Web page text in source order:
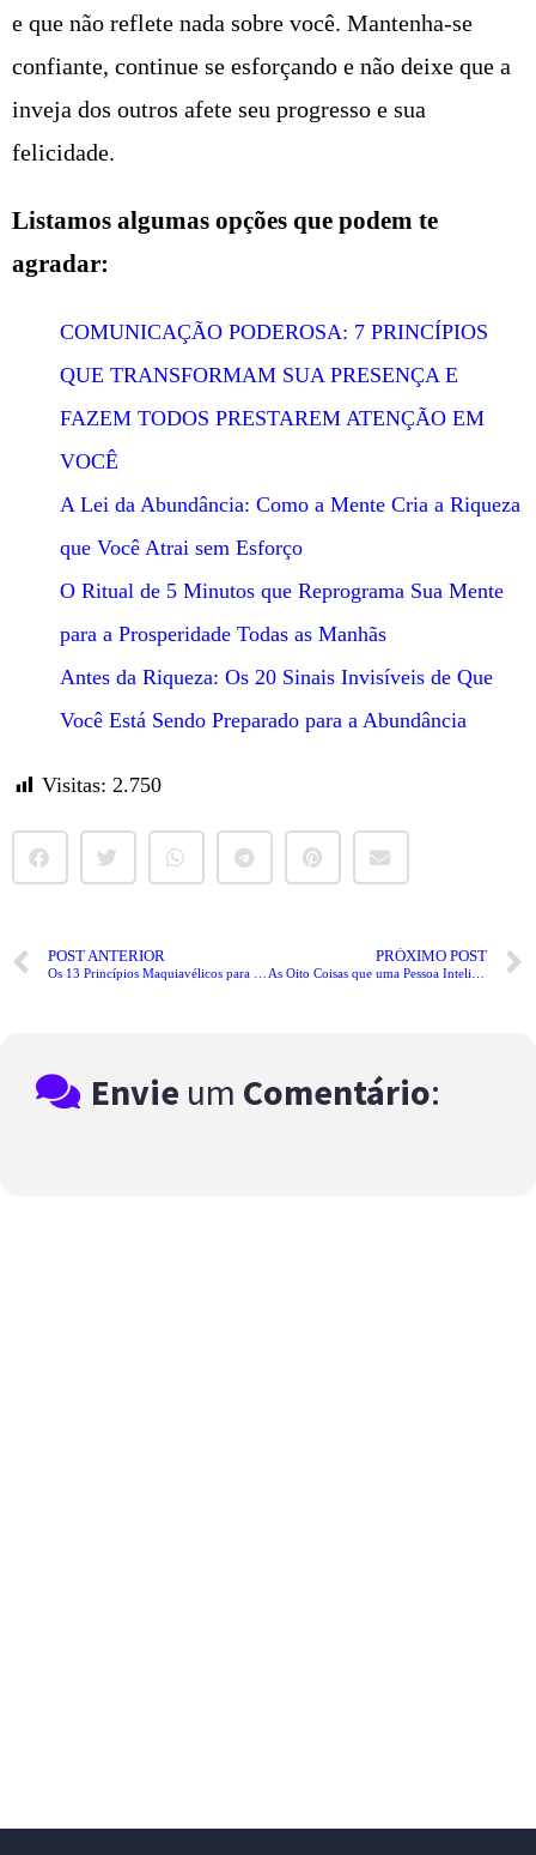
e que não reflete nada sobre você. Mantenha-se
confiante, continue se esforçando e não deixe que a
inveja dos outros afete seu progresso e sua
felicidade.
Listamos algumas opções que podem te
agradar:
COMUNICAÇÃO PODEROSA: 7 PRINCÍPIOS
QUE TRANSFORMAM SUA PRESENÇA E
FAZEM TODOS PRESTAREM ATENÇÃO EM
VOCÊ
A Lei da Abundância: Como a Mente Cria a Riqueza
que Você Atrai sem Esforço
O Ritual de 5 Minutos que Reprograma Sua Mente
para a Prosperidade Todas as Manhãs
Antes da Riqueza: Os 20 Sinais Invisíveis de Que
Você Está Sendo Preparado para a Abundância
Visitas: 2.750
POST ANTERIOR PRÓXIMO POST
Envie um Comentário: